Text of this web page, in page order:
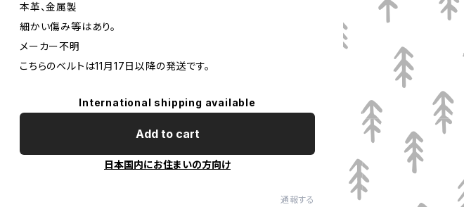
本革、金属製
細かい傷み等はあり。
メーカー不明
こちらのベルトは11月17日以降の発送です。
International shipping available
Add to cart
日本国内にお住まいの方向け
通報する